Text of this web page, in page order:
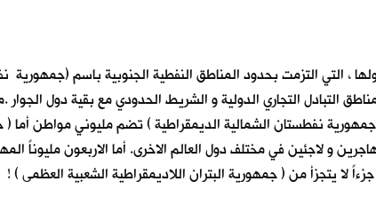
دولها ، التي التزمت بحدود المناطق النفطية الجنوبية باسم
مناطق التبادل التجاري الدولية و الشريط الحدودي مع بقية دول
(جمهورية نفطستان الشمالية الديمقراطية ) تضم مليوني مواطن
و لاجئين في مختلف دول العالم الاخرى. أما الاربعون مليوناً
لا يتجزأ من ( جمهورية البتران اللاديمقراطية الشعبية العظمى ) !